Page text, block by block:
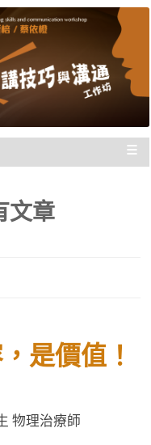
工作坊 |
授，理念型
點，並有實
在與群眾互
≡
文章
是價值！
物理治療師